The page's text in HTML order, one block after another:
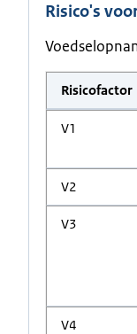
Risico's
Risicofactor
V1
V2
V3
V4